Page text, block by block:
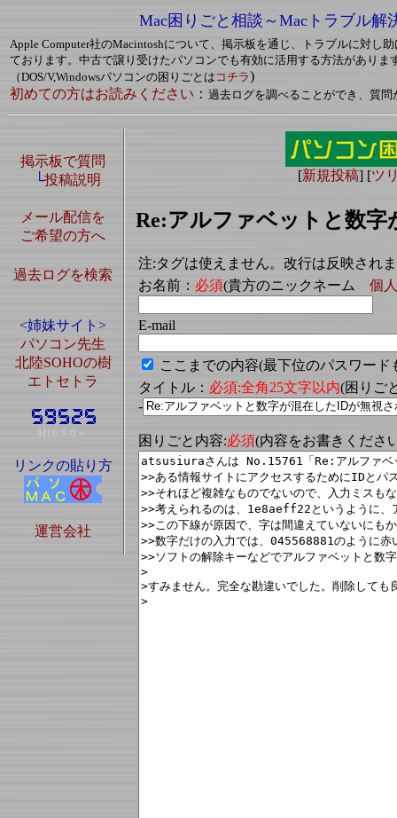
Mac困りごと相談～Macトラブル解
Apple Computer社のMacintoshについて、掲示板を通じ、トラブルに対し
ております。中古で譲り受けたパソコンでも有効に活用する方法がありま
（DOS/V,Windowsパソコンの困りごとは コチラ)
初めての方はお読みください ： 過去ログを調べることができ、質問
[新規投稿] [ツ
Re:アルファベットと数
注:タグは使えません。改行は反映され
お名前： 必須(貴方のニックネーム 個
E-mail
ここまでの内容(最下位のパスワー
タイトル： 必須:全角25文字以内(困りご
-
困りごと内容:必須(内容をお書きくださ
掲示板で質問
└投稿説明
メール配信を
ご希望の方へ
過去ログを検索
<姉妹サイト>
パソコン先生
北陸SOHOの樹
エトセトラ
H16.9.6～
リンクの貼り方
運営会社